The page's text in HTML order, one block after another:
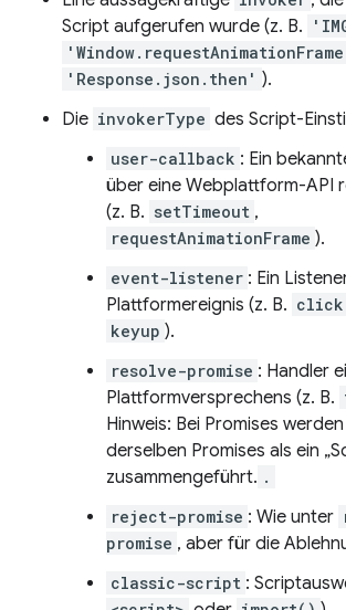
Script aufgerufen wurde (z. B.
'Response.json.then' ).
Die invokerType des Script-
user-callback : Ein
über eine Webplattform-API
(z. B. setTimeout ,
requestAnimationFrame ).
event-listener : Ein
Plattformereignis (z. B. click
keyup ).
resolve-promise : Handler
Plattformversprechens (z. B.
Hinweis: Bei Promises
derselben Promises als ein
zusammengeführt. .
reject-promise : Wie unter
promise , aber für die
classic-script :